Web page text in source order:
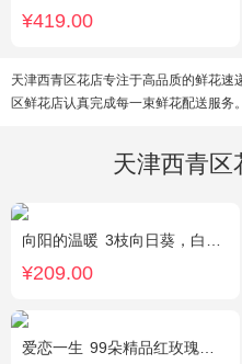
¥419.00
天津西青区花店专注于高品质的鲜花
区鲜花店认真完成每一束鲜花配送服务。
天津西青区
向阳的温暖 3枝向日葵，白色洋桔梗、绿叶搭配
¥209.00
爱恋一生 99朵精品红玫瑰，搭配适量相思梅。